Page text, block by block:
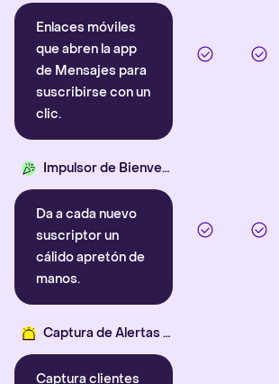
Enlaces móviles
que abren la app
de Mensajes para
suscribirse con un
clic.
Impulsor de Bienvenida
Da a cada nuevo
suscriptor un
cálido apretón de
manos.
Captura de Alertas Inteligentes
Captura clientes